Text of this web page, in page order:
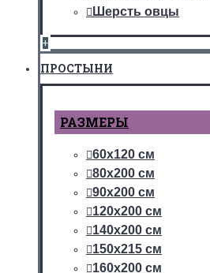
Шерсть овцы
+
ПРОСТЫНИ
РАЗМЕРЫ
60х120 см
80х200 см
90х200 см
120х200 см
140х200 см
150х215 см
160х200 см